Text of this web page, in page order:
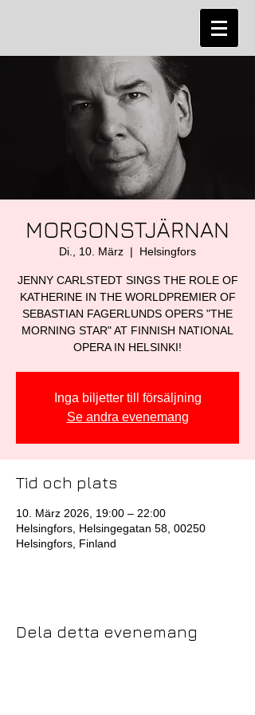
MORGONSTJÄRNAN
Di., 10. März
  |
Helsingfors
JENNY CARLSTEDT SINGS THE ROLE OF
KATHERINE IN THE WORLDPREMIER OF
SEBASTIAN FAGERLUNDS OPERS "THE
MORNING STAR" AT FINNISH NATIONAL
OPERA IN HELSINKI!
Inga biljetter till försäljning
Se andra evenemang
Tid och plats
10. März 2026, 19:00 – 22:00
Helsingfors, Helsingegatan 58, 00250
Helsingfors, Finland
Dela detta evenemang